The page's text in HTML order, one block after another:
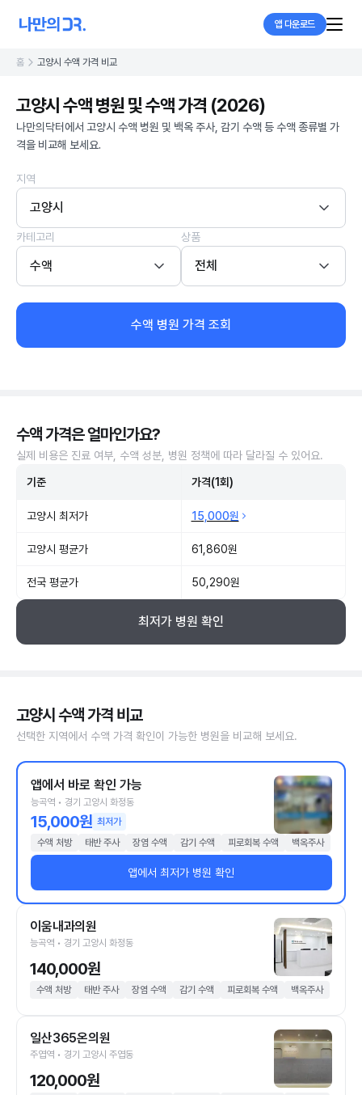
앱 다운로드
홈 고양시 수액 가격 비교
고양시 수액 병원 및 수액 가격 (2026)
나만의닥터에서 고양시 수액 병원 및 백옥 주사, 감기 수액 등 수액 종류별 가
격을 비교해 보세요.
지역
고양시
카테고리
수액
상품
전체
수액 병원 가격 조회
수액 가격은 얼마인가요?
실제 비용은 진료 여부, 수액 성분, 병원 정책에 따라 달라질 수 있어요.
기준 가격(1회)
고양시 최저가 15,000원
고양시 평균가 61,860원
전국 평균가 50,290원
최저가 병원 확인
고양시 수액 가격 비교
선택한 지역에서 수액 가격 확인이 가능한 병원을 비교해 보세요.
앱에서 바로 확인 가능
능곡역 • 경기 고양시 화정동
15,000원 최저가
수액 처방
태반 주사 장염 수액 감기 수액 피로회복 수액 백옥주사
앱에서 최저가 병원 확인
이움내과의원
능곡역 • 경기 고양시 화정동
140,000원
수액 처방 태반 주사 장염 수액 감기 수액 피로회복 수액 백옥주사
일산365온의원
주엽역 • 경기 고양시 주엽동
120,000원